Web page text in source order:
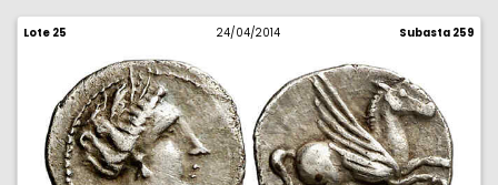
Lote 25 24/04/2014 Subasta 259